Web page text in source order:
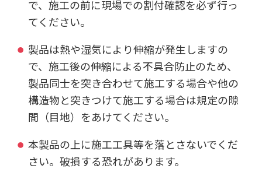
で、施工の前に現場での割付確認を必ず行っ
てください。
製品は熱や湿気により伸縮が発生しますの
で、施工後の伸縮による不具合防止のため、
製品同士を突き合わせて施工する場合や他の
構造物と突きつけて施工する場合は規定の隙
間（目地）をあけてください。
本製品の上に施工工具等を落とさないでくだ
さい。破損する恐れがあります。